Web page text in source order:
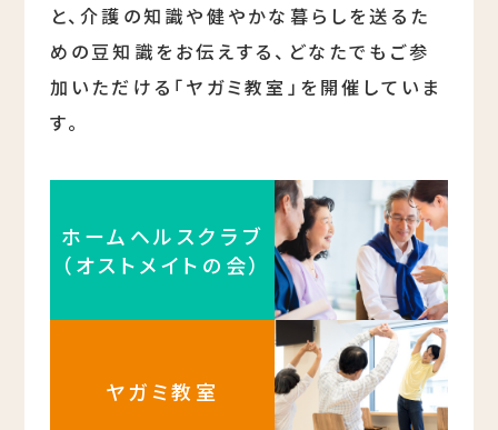
と、介護の知識や健やかな暮らしを送るた
めの豆知識をお伝えする、どなたでもご参
加いただける「ヤガミ教室」を開催していま
す。
ホームヘルスクラブ
（オストメイトの会）
ヤガミ教室